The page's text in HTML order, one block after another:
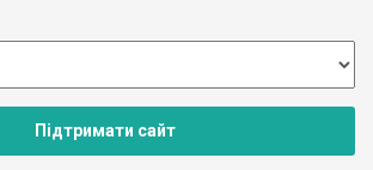
Підтримати сайт